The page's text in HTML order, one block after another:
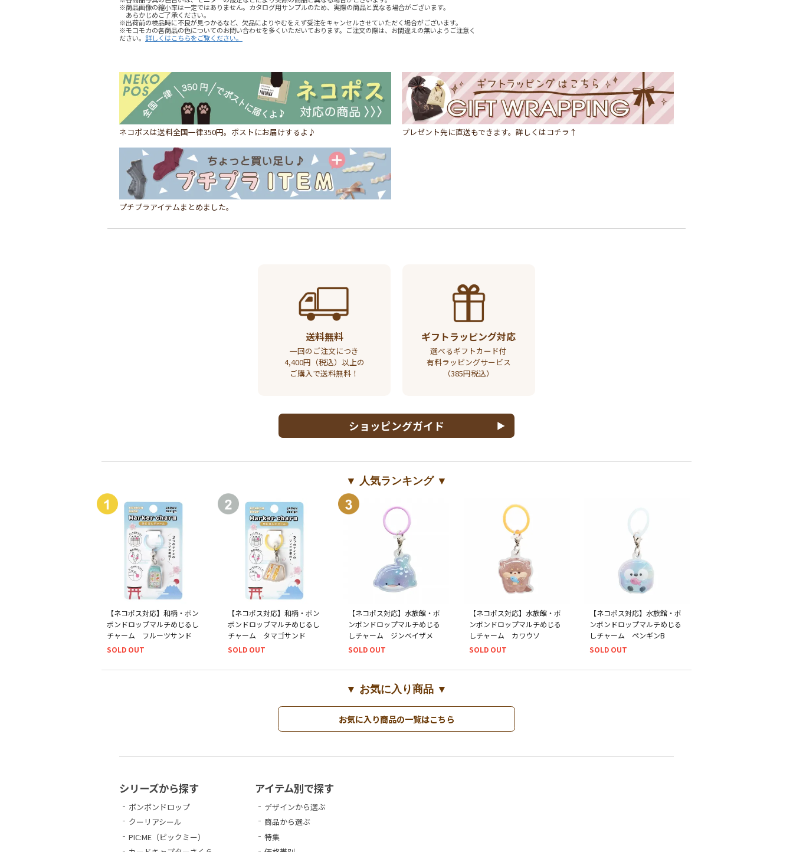
※商品画像の縮小率は一定ではありません。カタログ用サンプルのため、実際の商品と異なる場合がございます。
あらかじめご了承ください。
※出荷前の検品時に不良が見つかるなど、欠品によりやむをえず受注をキャンセルさせていただく場合がございます。
※モコモカの各商品の色についてのお問い合わせを多くいただいております。ご注文の際は、お間違えの無いようご注意く
ださい。 詳しくはこちらをご覧ください。
ネコポスは送料全国一律350円。ポストにお届けするよ♪ プレゼント先に直送もできます。詳しくはコチラ↑
プチプラアイテムまとめました。
送料無料
一回のご注文につき
4,400円（税込）以上の
ご購入で送料無料！
ギフトラッピング対応
選べるギフトカード付
有料ラッピングサービス
（385円税込）
ショッピングガイド
▼ 人気ランキング ▼
【ネコポス対応】和柄・ボン
ボンドロップマルチめじるし
チャーム フルーツサンド
SOLD OUT
【ネコポス対応】和柄・ボン
ボンドロップマルチめじるし
チャーム タマゴサンド
SOLD OUT
【ネコポス対応】水族館・ボ
ンボンドロップマルチめじる
しチャーム ジンベイザメ
SOLD OUT
【ネコポス対応】水族館・ボ
ンボンドロップマルチめじる
しチャーム カワウソ
SOLD OUT
【ネコポス対応】水族館・ボ
ンボンドロップマルチめじる
しチャーム ペンギンB
SOLD OUT
▼ お気に入り商品 ▼
お気に入り商品の一覧はこちら
シリーズから探す
ボンボンドロップ
クーリアシール
PIC:ME（ピックミー）
アイテム別で探す
デザインから選ぶ
商品から選ぶ
特集